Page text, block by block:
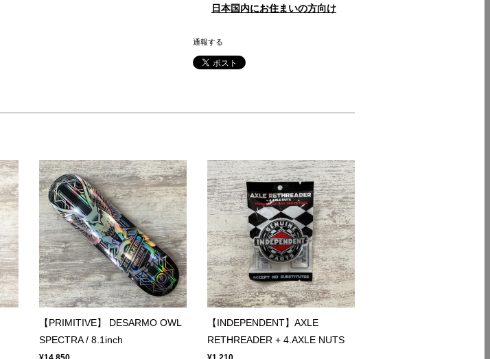
日本国内にお住まいの方向け
通報する
【PRIMITIVE】 DESARMO OWL
SPECTRA / 8.1inch
【INDEPENDENT】AXLE
RETHREADER + 4.AXLE NUTS